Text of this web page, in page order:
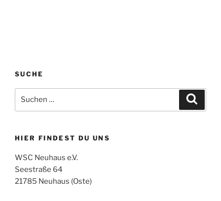
SUCHE
nach:
HIER FINDEST DU UNS
WSC Neuhaus e.V.
Seestraße 64
21785 Neuhaus (Oste)